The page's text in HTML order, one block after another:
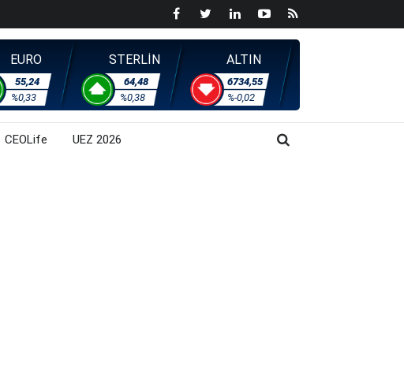
EURO
55,24
%0,33
STERLİN
64,48
%0,38
ALTIN
6734,55
%-0,02
CEOLife UEZ 2026